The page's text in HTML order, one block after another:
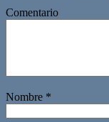
Comentario
Nombre *